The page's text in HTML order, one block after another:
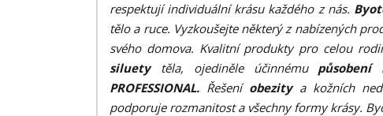
respektují individuální krásu každého z nás.
tělo a ruce. Vyzkoušejte některý z nabízených
svého domova. Kvalitní produkty pro celou
siluetytěla, ojediněle účinnému
PROFESSIONAL. Řešení obezitya kožních
podporuje rozmanitost a všechny formy krásy.